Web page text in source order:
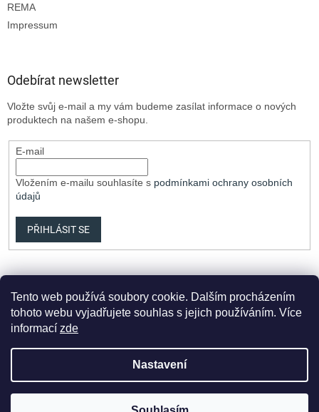
Tento web používá soubory cookie. Dalším procházením
tohoto webu vyjadřujete souhlas s jejich používáním. Více
informací zde
Nastavení
REMA
Impressum
Odebírat newsletter
Vložte svůj e-mail a my vám budeme zasílat informace o nových
produktech na našem e-shopu.
E-mail
Vložením e-mailu souhlasíte s podmínkami ochrany osobních
údajů
PŘIHLÁSIT SE